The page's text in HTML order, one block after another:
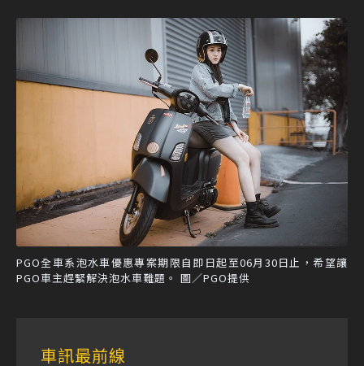
PGO全車系泡水車優惠專案期限自即日起至06月30日止，希望讓
PGO車主趕緊解決泡水車難題。 圖／PGO提供
車訊最前線